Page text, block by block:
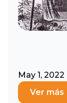
May 1, 2022
Ver más